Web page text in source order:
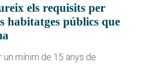
els requisits per
habitatges públics que
un mínim de 15 anys de